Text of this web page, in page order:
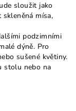
sloužit jako
mísa,
podzimními
dýně. Pro
sušené květiny.
stolu nebo na